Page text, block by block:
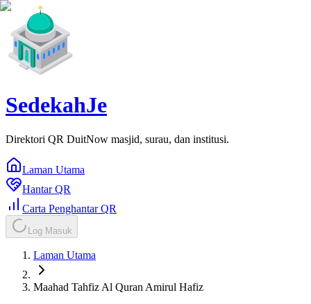
SedekahJe
Direktori QR DuitNow masjid, surau, dan institusi.
Laman Utama
Hantar QR
Carta Penghantar QR
Log Masuk
Laman Utama
Maahad Tahfiz Al Quran Amirul Hafiz